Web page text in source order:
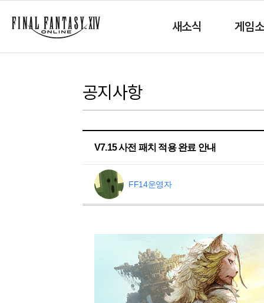
새소식 게임
공지사항
V7.15 사전 패치 적용 완료 안내
FF14운영자